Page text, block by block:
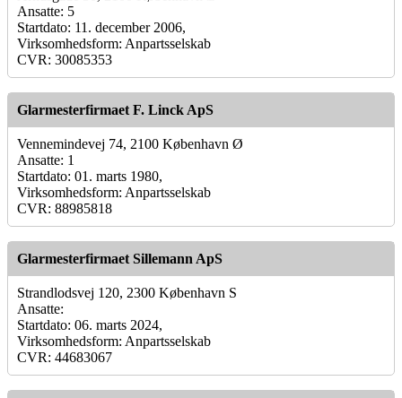
Ansatte: 5
Startdato: 11. december 2006,
Virksomhedsform: Anpartsselskab
CVR: 30085353
Glarmesterfirmaet F. Linck ApS
Vennemindevej 74, 2100 København Ø
Ansatte: 1
Startdato: 01. marts 1980,
Virksomhedsform: Anpartsselskab
CVR: 88985818
Glarmesterfirmaet Sillemann ApS
Strandlodsvej 120, 2300 København S
Ansatte:
Startdato: 06. marts 2024,
Virksomhedsform: Anpartsselskab
CVR: 44683067